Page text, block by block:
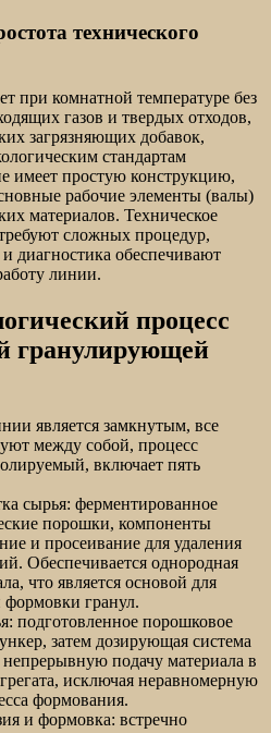
технического
при комнатной температуре без
газов и твердых отходов,
загрязняющих добавок,
стандартам
имеет простую конструкцию,
рабочие элементы (валы)
материалов. Техническое
сложных процедур,
и диагностика обеспечивают
линии.
процесс
гранулирующей
является замкнутым, все
между собой, процесс
включает пять
сырья: ферментированное
порошки, компоненты
и просеивание для удаления
Обеспечивается однородная
что является основой для
гранул.
подготовленное порошковое
затем дозирующая система
подачу материала в
исключая неравномерную
формования.
и формовка: встречно